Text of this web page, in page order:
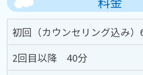
初回（カウンセリング込み）
2回目以降 40分